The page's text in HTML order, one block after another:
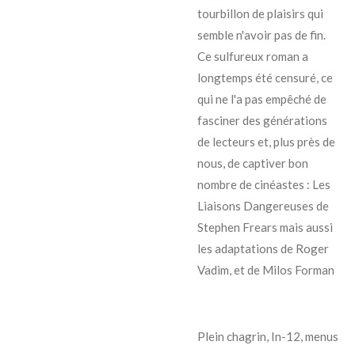
tourbillon de plaisirs qui
semble n'avoir pas de fin.
Ce sulfureux roman a
longtemps été censuré, ce
qui ne l'a pas empêché de
fasciner des générations
de lecteurs et, plus près de
nous, de captiver bon
nombre de cinéastes : Les
Liaisons Dangereuses de
Stephen Frears mais aussi
les adaptations de Roger
Vadim, et de Milos Forman
Plein chagrin, In-12, menus